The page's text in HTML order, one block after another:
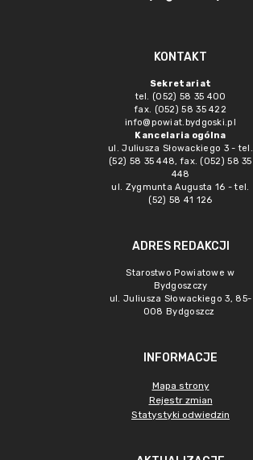
KONTAKT
Sekretariat
tel. (052) 58 35 400
fax. (052) 58 35 422
info@powiat.bydgoski.pl
Kancelaria ogólna
ul. Juliusza Słowackiego 3 - tel.
(52) 58 35 448, fax. (052) 58 35
448
ul. Zygmunta Augusta 16 - tel.
(52) 58 41 126
ADRES REDAKCJI
Starostwo Powiatowe w
Bydgoszczy
ul. Juliusza Słowackiego 3, 85-
008 Bydgoszcz
INFORMACJE
Mapa strony
Rejestr zmian
Statystyki odwiedzin